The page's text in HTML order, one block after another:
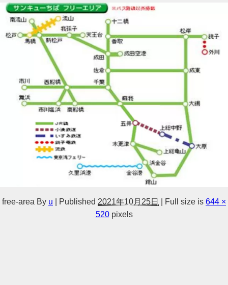
free-area By u Published 2021年10月25日 Full size is 644 ×
520pixels